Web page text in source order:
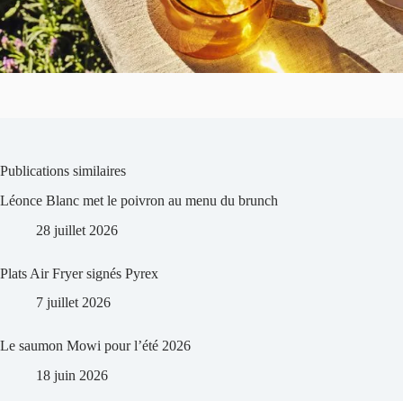
Publications similaires
Léonce Blanc met le poivron au menu du brunch
28 juillet 2026
Plats Air Fryer signés Pyrex
7 juillet 2026
Le saumon Mowi pour l’été 2026
18 juin 2026